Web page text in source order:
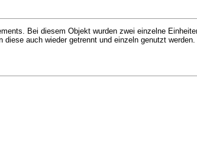
Bei diesem Objekt wurden zwei einzelne
auch wieder getrennt und einzeln genutzt werden.